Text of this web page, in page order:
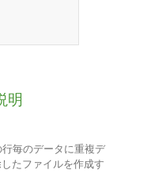
明
毎のデータに重複デ
たファイルを作成す